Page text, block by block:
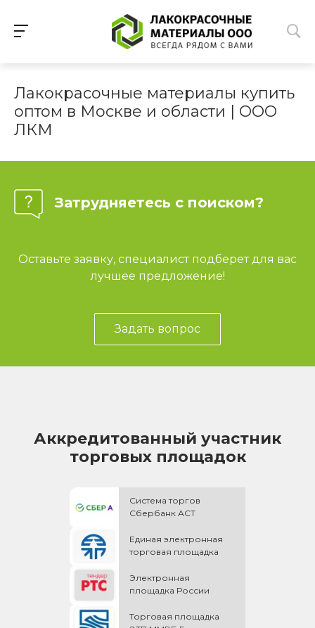
Лакокрасочные материалы купить
оптом в Москве и области | ООО
ЛКМ
Затрудняетесь с поиском?
Оставьте заявку, специалист подберет для вас
лучшее предложение!
Задать вопрос
Аккредитованный участник
торговых площадок
Система торгов
Сбербанк АСТ
Единая электронная
торговая площадка
Электронная
площадка России
Торговая площадка